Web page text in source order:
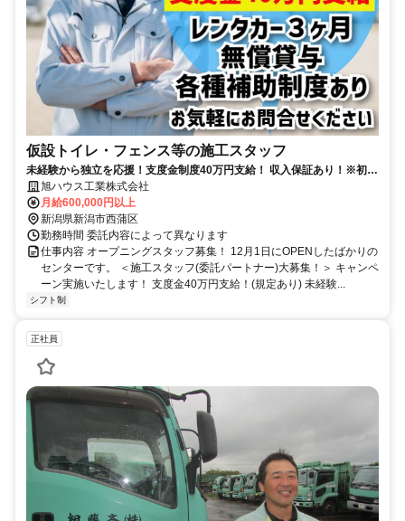
仮設トイレ・フェンス等の施工スタッフ
未経験から独立を応援！支度金制度40万円支給！ 収入保証あり！※初期
費用0円から始められる！
旭ハウス工業株式会社
月給600,000円以上
新潟県新潟市西蒲区
勤務時間 委託内容によって異なります
仕事内容 オープニングスタッフ募集！ 12月1日にOPENしたばかりの
センターです。 ＜施工スタッフ(委託パートナー)大募集！＞ キャンペ
ーン実施いたします！ 支度金40万円支給！(規定あり) 未経験...
シフト制
正社員